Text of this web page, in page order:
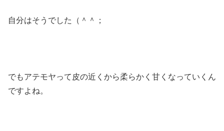
自分はそうでした（＾＾；
でもアテモヤって皮の近くから柔らかく甘くなっていくん
ですよね。